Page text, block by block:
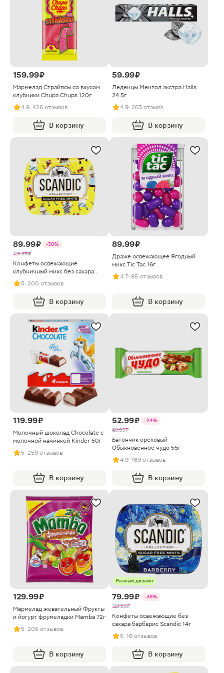
159.99 ₽
Мармелад Cтрайпсы со вкусом
клубники Chupa Chups 120г
4.8· 426 отзывов
В корзину
59.99 ₽
Леденцы Ментол экстра Halls
24.5г
4.9· 263 отзыва
В корзину
89.99 ₽
-30%
129.99 ₽
Конфеты освежающие
клубничный микс без сахара
Scandic 14г
5· 200 отзывов
В корзину
89.99 ₽
Драже освежающее Ягодный
микс Tic Tac 16г
4.7· 85 отзывов
В корзину
119.99 ₽
Молочный шоколад Chocolate с
молочной начинкой Kinder 50г
5· 259 отзывов
В корзину
52.99 ₽
-24%
69.99 ₽
Батончик ореховый
Обыкновенное чудо 55г
4.9· 169 отзывов
В корзину
129.99 ₽
Мармелад жевательный Фрукты
и йогурт фрумеладки Mamba 72г
5· 205 отзывов
В корзину
Разный дизайн
79.99 ₽
-38%
129.99 ₽
Конфеты освежающие без
сахара барбарис Scandic 14г
5· 16 отзывов
В корзину